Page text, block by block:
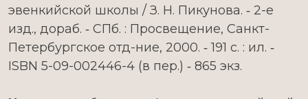
эвенкийской школы / З. Н. Пикунова. ‑ 2-е
изд., дораб. ‑ СПб. : Просвещение, Санкт-
Петербургское отд-ние, 2000. ‑ 191 с. : ил. ‑
ISBN 5-09-002446-4 (в пер.) ‑ 865 экз.